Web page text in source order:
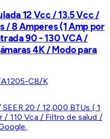
12 Vcc / 13.5 Vcc /
/ 8 Amperes (1 Amp por
90 - 130 VCA /
4K / Modo para
C8/K